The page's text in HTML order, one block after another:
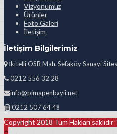
Vizyonumuz
Ürünler
Foto Galeri
İletişim
İletişim Bilgilerimiz
İkitelli OSB Mah. Sefaköy Sanayi
0212 556 32 28
info@pimapenbayii.net
0212 507 64 48
Copyright 2018 Tüm Hakları saklıdır